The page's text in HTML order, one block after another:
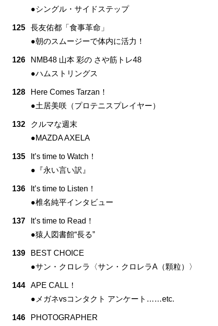
●シングル・サイドステップ
125
長友佑都「食事革命」
●朝のスムージーで体内に活力！
126
NMB48 山本 彩の さや筋トレ48
●ハムストリングス
128
Here Comes Tarzan！
●土居美咲（プロテニスプレイヤー）
132
クルマな週末
●MAZDA AXELA
135
It’s time to Watch！
●『永い言い訳』
136
It’s time to Listen！
●椎名純平インタビュー
137
It’s time to Read！
●猿人図書館“長る”
139
BEST CHOICE
●サン・クロレラ〈サン・クロレラA（顆粒）〉
144
APE CALL！
●メガネvsコンタクト アンケート……etc.
146
PHOTOGRAPHER